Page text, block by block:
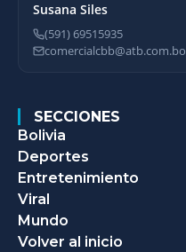
Susana Siles
(591) 69515935
comercialcbb@atb.com.bo
SECCIONES
Bolivia
Deportes
Entretenimiento
Viral
Mundo
Volver al inicio